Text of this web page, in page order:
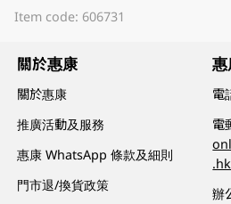
Item code: 606731
關於惠康
關於惠康
推廣活動及服務
惠康 WhatsApp 條款及細則
門市退/換貨政策
電
電
.hk
辦